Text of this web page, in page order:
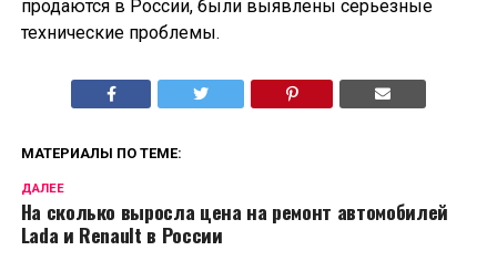
продаются в России, были выявлены серьезные
технические проблемы.
МАТЕРИАЛЫ ПО ТЕМЕ:
ДАЛЕЕ
На сколько выросла цена на ремонт автомобилей
Lada и Renault в России